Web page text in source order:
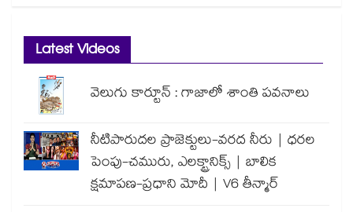
Latest Videos
వెలుగు కార్టూన్ : గాజాలో శాంతి పవనాలు
నీటిపారుదల ప్రాజెక్టులు-వరద నీరు | ధరల
పెంపు-చమురు, ఎలక్ట్రానిక్స్ | బాలిక
క్షమాపణ-ప్రధాని మోదీ | V6 తీన్మార్